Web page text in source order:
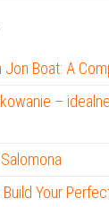
Boat: A
–
Your